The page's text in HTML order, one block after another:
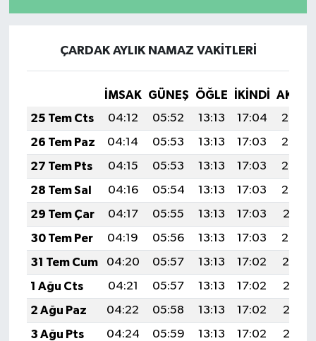
ÇARDAK AYLIK NAMAZ VAKITLERI
İMSAK GÜNEŞ ÖĞLE İKINDI
25 Tem Cts
04:12 05:52 13:13 17:04
20:24
26 Tem Paz
04:14 05:53 13:13 17:03
20:23
27 Tem Pts
04:15 05:53 13:13 17:03
20:22
28 Tem Sal
04:16 05:54 13:13 17:03
20:22
29 Tem Çar
04:17 05:55 13:13 17:03
20:21
30 Tem Per
04:19 05:56 13:13 17:03
20:20
31 Tem Cum
04:20 05:57 13:13 17:02
20:19
1 Ağu Cts
04:21 05:57 13:13 17:02
20:18
2 Ağu Paz
04:22 05:58 13:13 17:02
20:17
3 Ağu Pts
04:24 05:59 13:13 17:02
20:16